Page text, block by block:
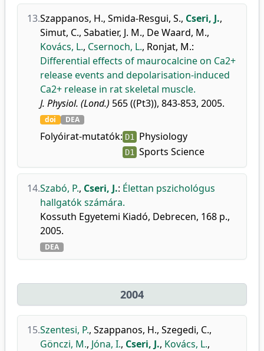
13.Szappanos, H., Smida-Resgui, S., Cseri, J.,
Simut, C., Sabatier, J. M., De Waard, M.,
Kovács, L., Csernoch, L., Ronjat, M.:
Differential effects of maurocalcine on Ca2+
release events and depolarisation-induced
Ca2+ release in rat skeletal muscle.
J. Physiol. (Lond.) 565 ((Pt3)), 843-853, 2005.
doi DEA
Folyóirat-mutatók: D1 Physiology
D1 Sports Science
14.Szabó, P., Cseri, J.: Élettan pszichológus
hallgatók számára.
Kossuth Egyetemi Kiadó, Debrecen, 168 p.,
2005.
DEA
2004
15.Szentesi, P., Szappanos, H., Szegedi, C.,
Gönczi, M., Jóna, I., Cseri, J., Kovács, L.,